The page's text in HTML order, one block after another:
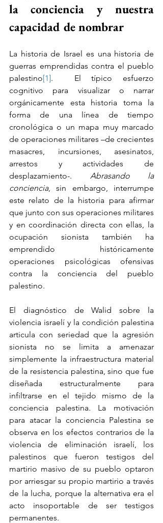
la conciencia y nuestra
capacidad de nombrar
La historia de Israel es una historia de
guerras emprendidas contra el pueblo
palestino[1].  El típico esfuerzo
cognitivo para visualizar o narrar
orgánicamente esta historia toma la
forma de una línea de tiempo
cronológica o un mapa muy marcado
de operaciones militares –de crecientes
masacres, incursiones, asesinatos,
arrestos y actividades de
desplazamiento-. Abrasando la
conciencia, sin embargo, interrumpe
este relato de la historia para afirmar
que junto con sus operaciones militares
y en coordinación directa con ellas, la
ocupación sionista también ha
emprendido históricamente
operaciones psicológicas ofensivas
contra la conciencia del pueblo
palestino.
El diagnóstico de Walid sobre la
violencia israelí y la condición palestina
articula con seriedad que la agresión
sionista no se limita a amenazar
simplemente la infraestructura material
de la resistencia palestina, sino que fue
diseñada estructuralmente para
infiltrarse en el tejido mismo de la
conciencia palestina. La motivación
para atacar la conciencia Palestina se
observa en los efectos contrarios de la
violencia de eliminación israelí, los
palestinos que fueron testigos del
martirio masivo de su pueblo optaron
por arriesgar su propio martirio a través
de la lucha, porque la alternativa era el
acto insoportable de ser testigos
permanentes.